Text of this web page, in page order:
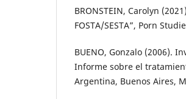
BRONSTEIN, Carolyn
FOSTA/SESTA”, Porn
BUENO, Gonzalo (2006).
Informe sobre el
Argentina, Buenos Aires,